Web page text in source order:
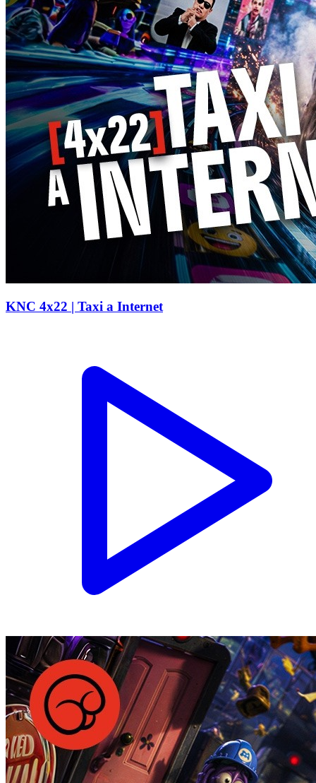
KNC 4x22 | Taxi a Internet